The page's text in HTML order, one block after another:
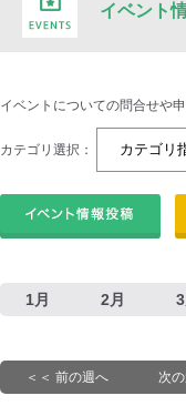
イベント
イベントについての問合せや
カテゴリ選択：
1月 2月 3
＜＜ 前の週へ 次